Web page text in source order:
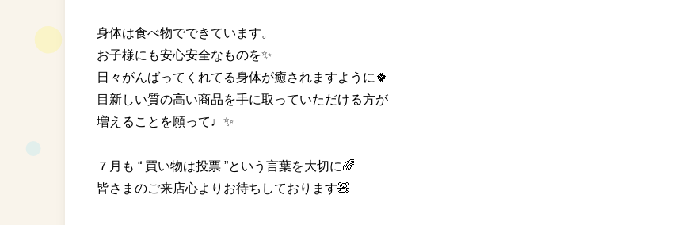
身体は食べ物でできています。⁡⁡⁡
⁡お子様にも安心安全なものを✨
⁡日々がんばってくれてる身体が⁡癒されますように🍀
目新しい質の高い商品を⁡手に取っていただける方が⁡
⁡増えることを願って♩✨
７月も⁡⁡ “ 買い物は投票 ”という言葉を大切に🌈
皆さまのご来店⁡心よりお待ちしております🧸⁡